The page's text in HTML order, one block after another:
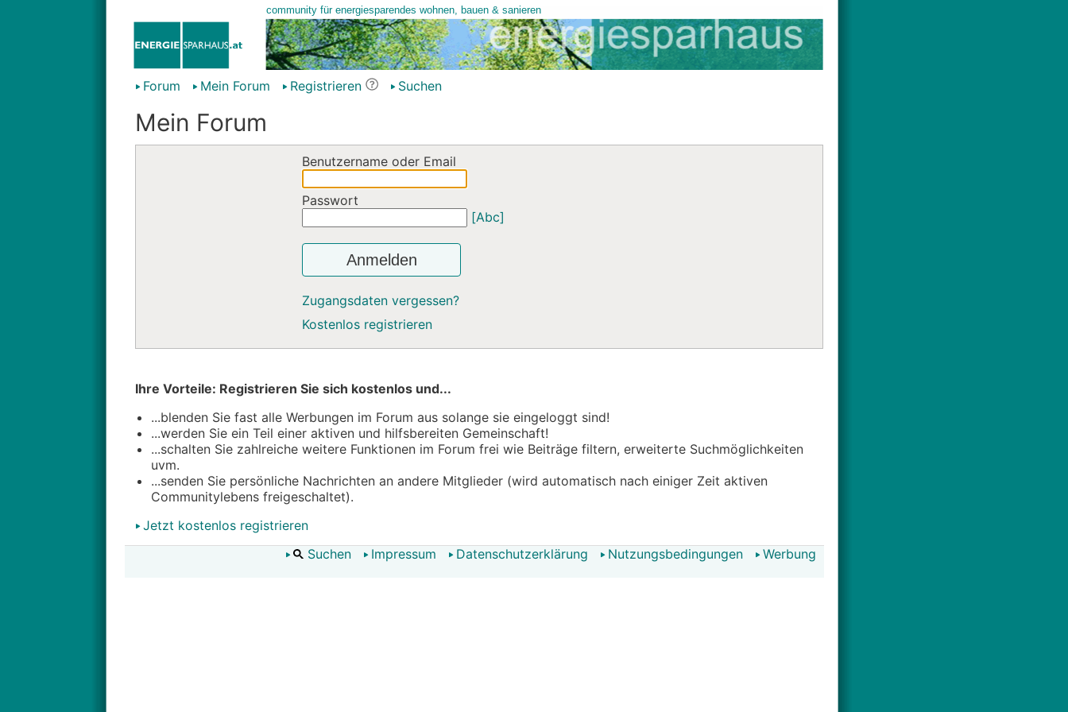
Forum Mein Forum Registrieren Suchen
Mein Forum
Benutzername oder Email
Passwort
[Abc]
Anmelden
Zugangsdaten vergessen?
Kostenlos registrieren
Ihre Vorteile: Registrieren Sie sich kostenlos und...
...blenden Sie fast alle Werbungen im Forum aus solange sie eingeloggt sind!
...werden Sie ein Teil einer aktiven und hilfsbereiten Gemeinschaft!
...schalten Sie zahlreiche weitere Funktionen im Forum frei wie Beiträge filtern, erweiterte Suchmöglichkeiten
uvm.
...senden Sie persönliche Nachrichten an andere Mitglieder (wird automatisch nach einiger Zeit aktiven
Communitylebens freigeschaltet).
Jetzt kostenlos registrieren
Suchen
Impressum Datenschutzerklärung Nutzungsbedingungen Werbung